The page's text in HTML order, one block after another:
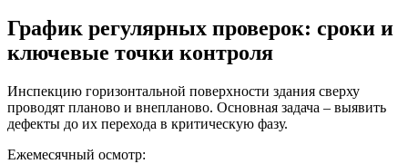
График регулярных проверок: сроки и
ключевые точки контроля
Инспекцию горизонтальной поверхности здания сверху
проводят планово и внепланово. Основная задача – выявить
дефекты до их перехода в критическую фазу.
Ежемесячный осмотр: